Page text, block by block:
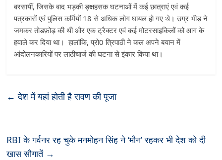
बरसायीं, जिसके बाद भड़की ङ्क्षहसक घटनाओं में कई छात्राएं एवं कई
पत्रकारों एवं पुलिस कर्मियों 18 से अधिक लोग घायल हो गए थे। उग्र भीड़ ने
जमकर तोडफ़ोड़ की थी और एक ट्रैक्टर एवं कई मोटरसाइकिलों को आग के
हवाले कर दिया था। हालांकि, प्रो0 त्रिपाठी ने कल अपने बयान में
आंदोलनकारियों पर लाठीचार्ज की घटना से इंकार किया था।
← देश में यहां होती है रावण की पूजा
RBI के गर्वनर रह चुके मनमोहन सिंह ने ‘मौन’ रहकर भी देश को दी
खास सौगातें →